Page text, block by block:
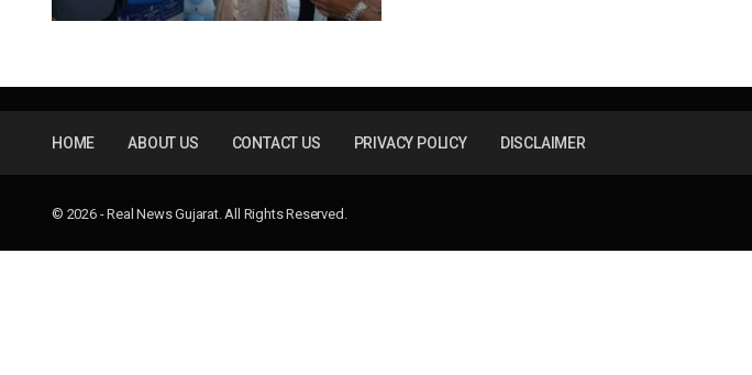
HOME ABOUT US CONTACT US PRIVACY POLICY DISCLAIMER
© 2026 - Real News Gujarat. All Rights Reserved.